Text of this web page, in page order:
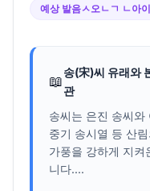
예상 발음ㅅ오ㄴㄱ ㄴ아
📖
송(宋)씨 유래와
관
송씨는 은진 송씨와
중기 송시열 등 산
가풍을 강하게 지켜
니다....